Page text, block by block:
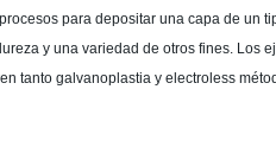
para depositar una capa de
y una variedad de otros fines. Los
tanto galvanoplastia y electroless